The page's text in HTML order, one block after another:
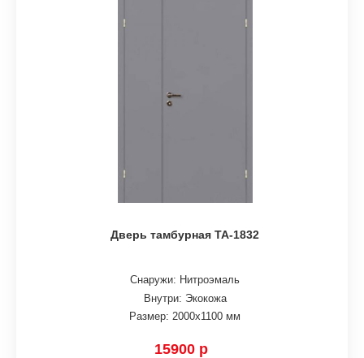
Дверь тамбурная ТА-1832
Снаружи: Нитроэмаль
Внутри: Экокожа
Размер: 2000х1100 мм
15900 р